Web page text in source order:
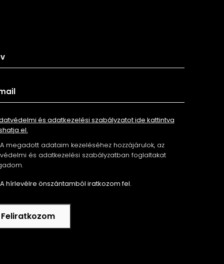
és adatkezelési szabályzatot ide kattintva
el.
A megadott adataim kezeléséhez hozzájárulok, az
és adatkezelési szabályzatban foglaltakat
A hírlevélre önszántamból iratkozom fel.
Feliratkozom